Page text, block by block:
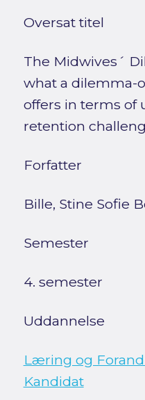
Oversat titel
The Midwives´
what a dilemma-
offers in terms of
retention
Forfatter
Bille, Stine Sofie
Semester
4. semester
Uddannelse
Læring og
Kandidat